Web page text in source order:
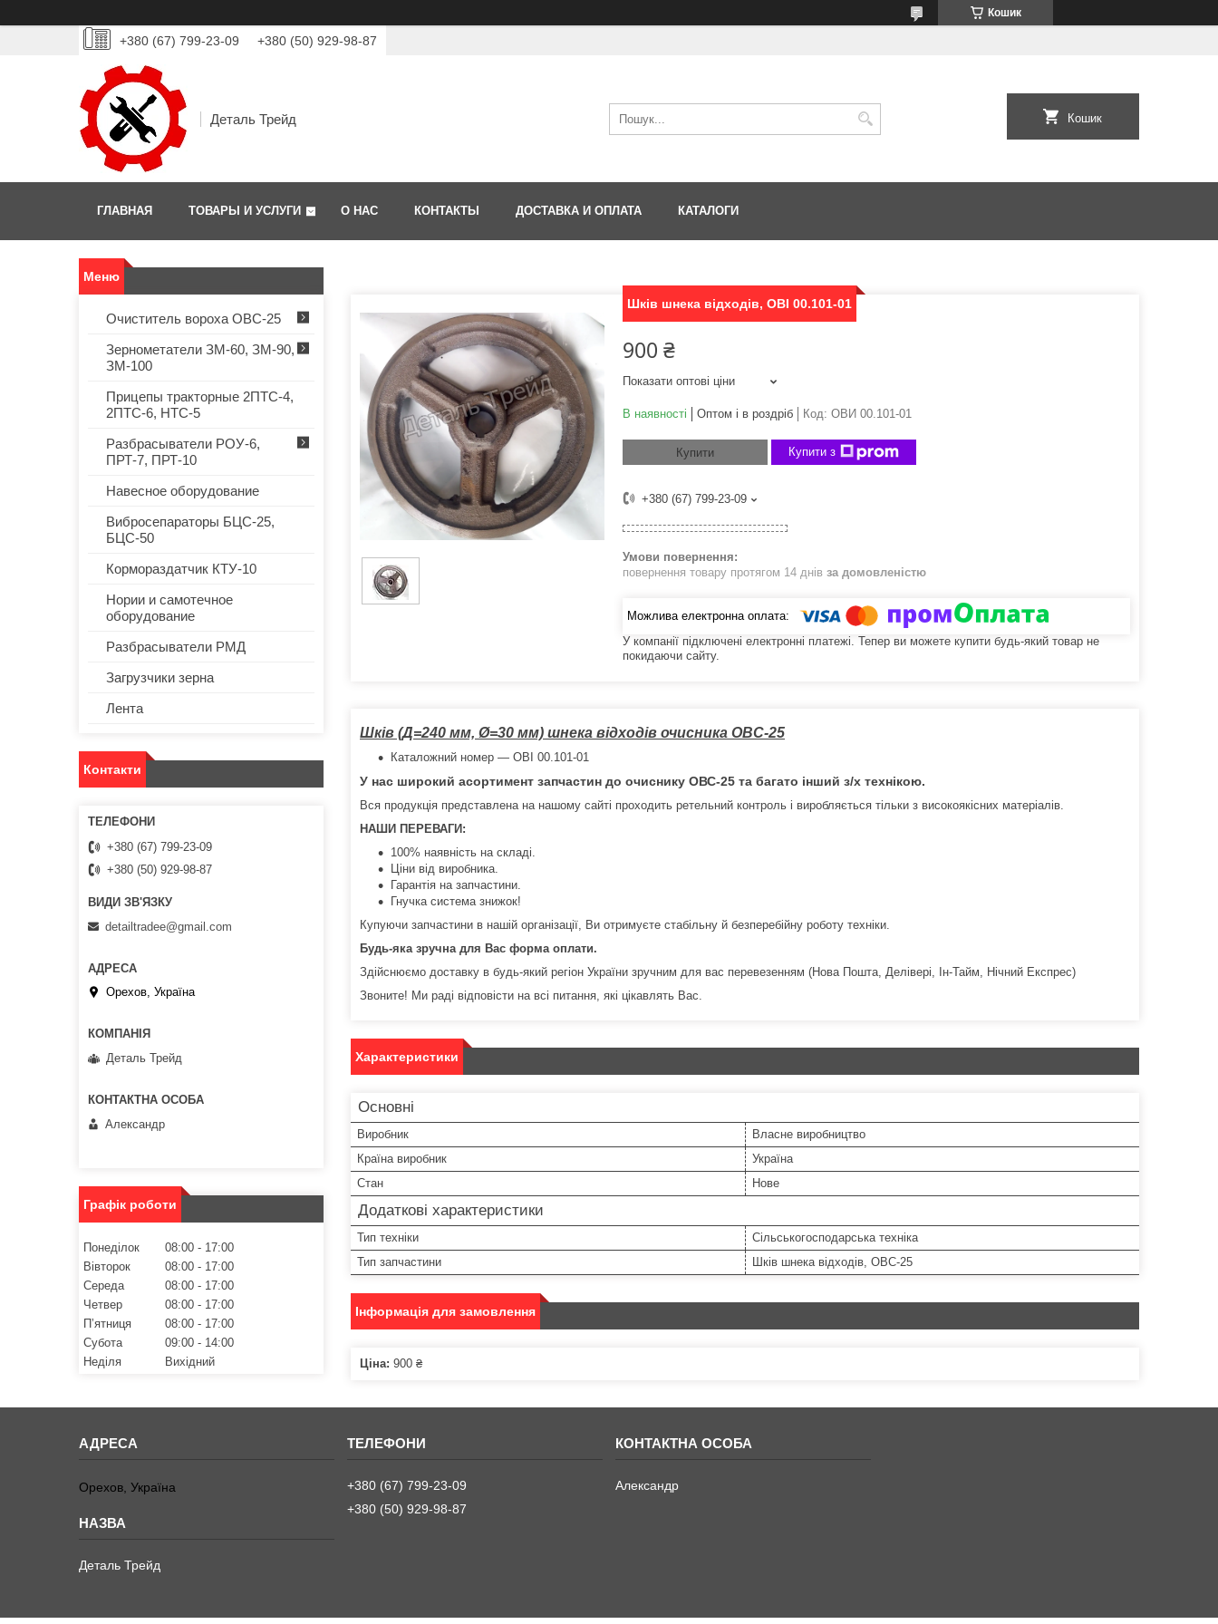
Кошик
+380 (67) 799-23-09 +380 (50) 929-98-87
Деталь Трейд Кошик
ГЛАВНАЯ ТОВАРЫ И УСЛУГИ О НАС КОНТАКТЫ ДОСТАВКА И ОПЛАТА КАТАЛОГИ
Шків шнека відходів, ОВІ 00.101-01
900 ₴
Показати оптові ціни
В наявності Оптом і в роздріб Код: ОВИ 00.101-01
Купити Купити з
+380 (67) 799-23-09
повернення товару протягом 14 днів за домовленістю
У компанії підключені електронні платежі. Тепер ви можете купити будь-який товар не
покидаючи сайту.
Шків (Д=240 мм, Ø=30 мм) шнека відходів очисника ОВС-25
Каталожний номер — ОВІ 00.101-01
У нас широкий асортимент запчастин до очиснику ОВС-25 та багато інший з/х технікою.
Вся продукція представлена на нашому сайті проходить ретельний контроль і виробляється тільки з високоякісних матеріалів.
НАШИ ПЕРЕВАГИ:
100% наявність на складі.
Ціни від виробника.
Гарантія на запчастини.
Гнучка система знижок!
Купуючи запчастини в нашій організації, Ви отримуєте стабільну й безперебійну роботу техніки.
Будь-яка зручна для Вас форма оплати.
Здійснюємо доставку в будь-який регіон України зручним для вас перевезенням (Нова Пошта, Делівері, Ін-Тайм, Нічний Експрес)
Звоните! Ми раді відповісти на всі питання, які цікавлять Вас.
Характеристики
Основні
Виробник
Власне виробництво
Країна виробник
Україна
Стан
Нове
Додаткові характеристики
Тип техніки
Сільськогосподарська техніка
Тип запчастини
Шків шнека відходів, ОВС-25
Інформація для замовлення
Ціна: 900 ₴
Очиститель вороха ОВС-25
Зернометатели ЗМ-60, ЗМ-90,
ЗМ-100
Прицепы тракторные 2ПТС-4,
2ПТС-6, НТС-5
Разбрасыватели РОУ-6,
ПРТ-7, ПРТ-10
Навесное оборудование
Вибросепараторы БЦС-25,
БЦС-50
Кормораздатчик КТУ-10
Нории и самотечное
оборудование
Разбрасыватели РМД
Загрузчики зерна
Лента
Контакти
+380 (67) 799-23-09
+380 (50) 929-98-87
detailtradee@gmail.com
Орехов, Україна
Деталь Трейд
Александр
Графік роботи
Понеділок 08:00
17:00
Вівторок
08:00
17:00
Середа
08:00
17:00
Четвер
08:00
17:00
Пʼятниця
08:00
17:00
Субота
09:00
14:00
Неділя
Вихідний
Орехов, Україна
Деталь Трейд
+380 (67) 799-23-09
+380 (50) 929-98-87
Александр